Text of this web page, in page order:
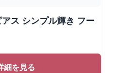
ス シンプル輝き フー
細を見る